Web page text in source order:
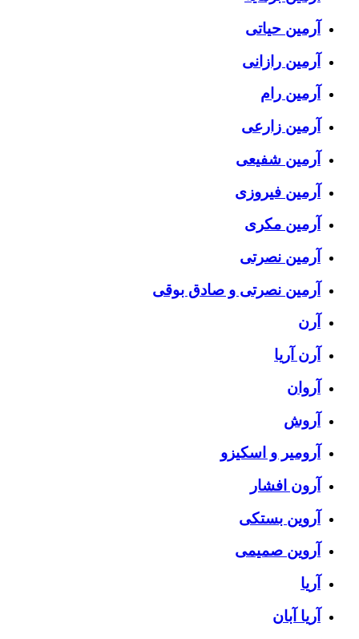
آرمین حیاتی
آرمین رازانی
آرمین رام
آرمین زارعی
آرمین شفیعی
آرمین فیروزی
آرمین مکری
آرمین نصرتی
آرمین نصرتی و صادق بوقی
آرن
آرن آریا
آروان
آروش
آرومیر و اسکیزو
آرون افشار
آروین بستکی
آروین صمیمی
آریا
آریا آبان